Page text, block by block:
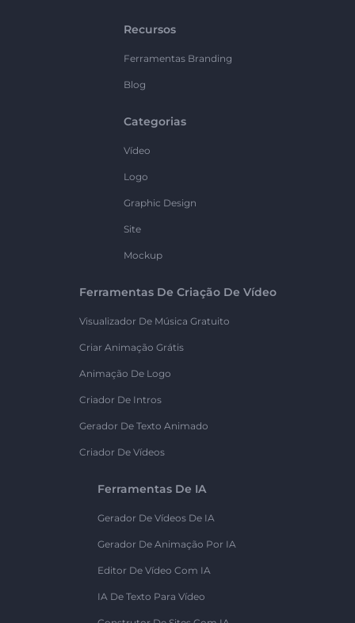
Recursos
Ferramentas Branding
Blog
Categorias
Vídeo
Logo
Graphic Design
Site
Mockup
Ferramentas De Criação De Vídeo
Visualizador De Música Gratuito
Criar Animação Grátis
Animação De Logo
Criador De Intros
Gerador De Texto Animado
Criador De Vídeos
Ferramentas De IA
Gerador De Vídeos De IA
Gerador De Animação Por IA
Editor De Vídeo Com IA
IA De Texto Para Vídeo